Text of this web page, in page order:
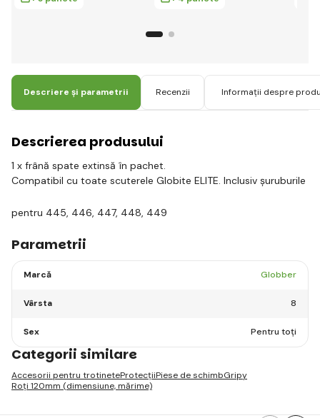
Descriere și parametrii Recenzii Informații despre
Descrierea produsului
1 x frână spate extinsă în pachet.
Compatibil cu toate scuterele Globite ELITE. Inclusiv șuruburile
pentru 445, 446, 447, 448, 449
Parametrii
Marcă Globber
Vârsta 8
Sex Pentru toți
Categorii similare
Accesorii pentru trotineteProtecțiiPiese de schimbGripy
Roți 120mm (dimensiune, mărime)